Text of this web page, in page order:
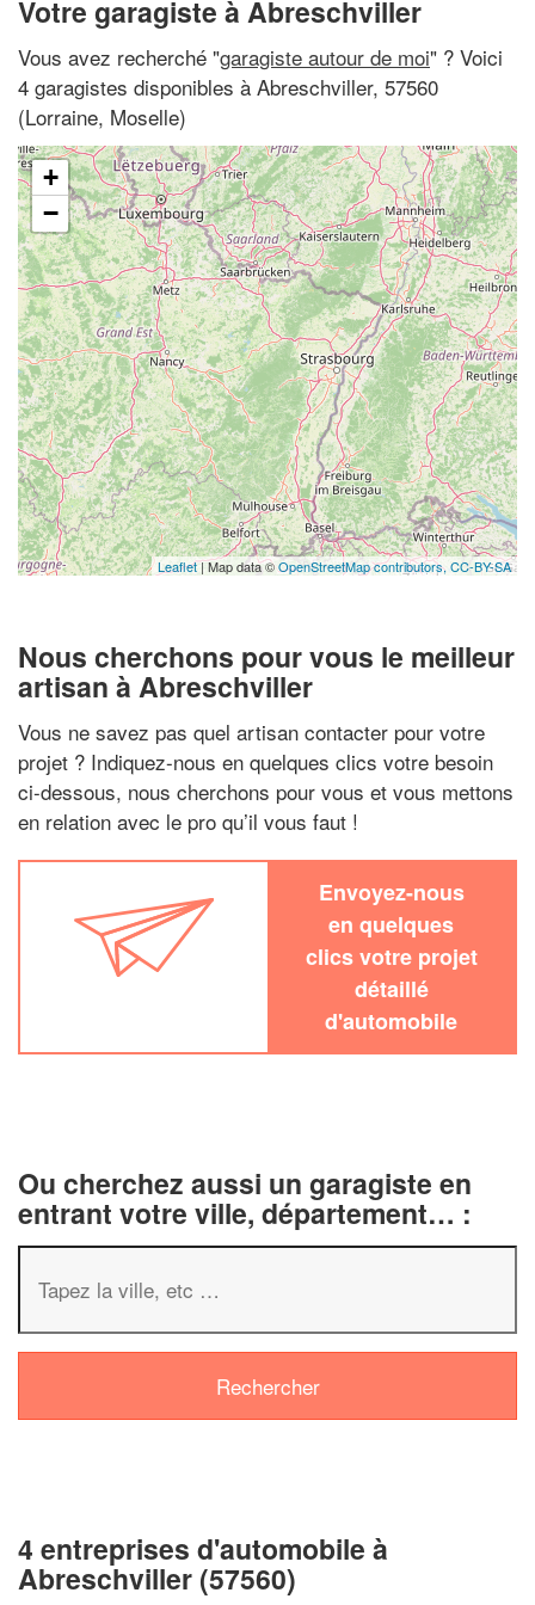
Votre garagiste à Abreschviller
Vous avez recherché "garagiste autour de moi" ? Voici
4 garagistes disponibles à Abreschviller, 57560
(Lorraine, Moselle)
+
−
Leaflet| Map data ©OpenStreetMap contributors, CC-BY-SA
Nous cherchons pour vous le meilleur
artisan à Abreschviller
Vous ne savez pas quel artisan contacter pour votre
projet ? Indiquez-nous en quelques clics votre besoin
ci-dessous, nous cherchons pour vous et vous mettons
en relation avec le pro qu’il vous faut !
Envoyez-nous
en quelques
clics votre projet
détaillé
d'automobile
Ou cherchez aussi un garagiste en
entrant votre ville, département… :
4 entreprises d'automobile à
Abreschviller (57560)